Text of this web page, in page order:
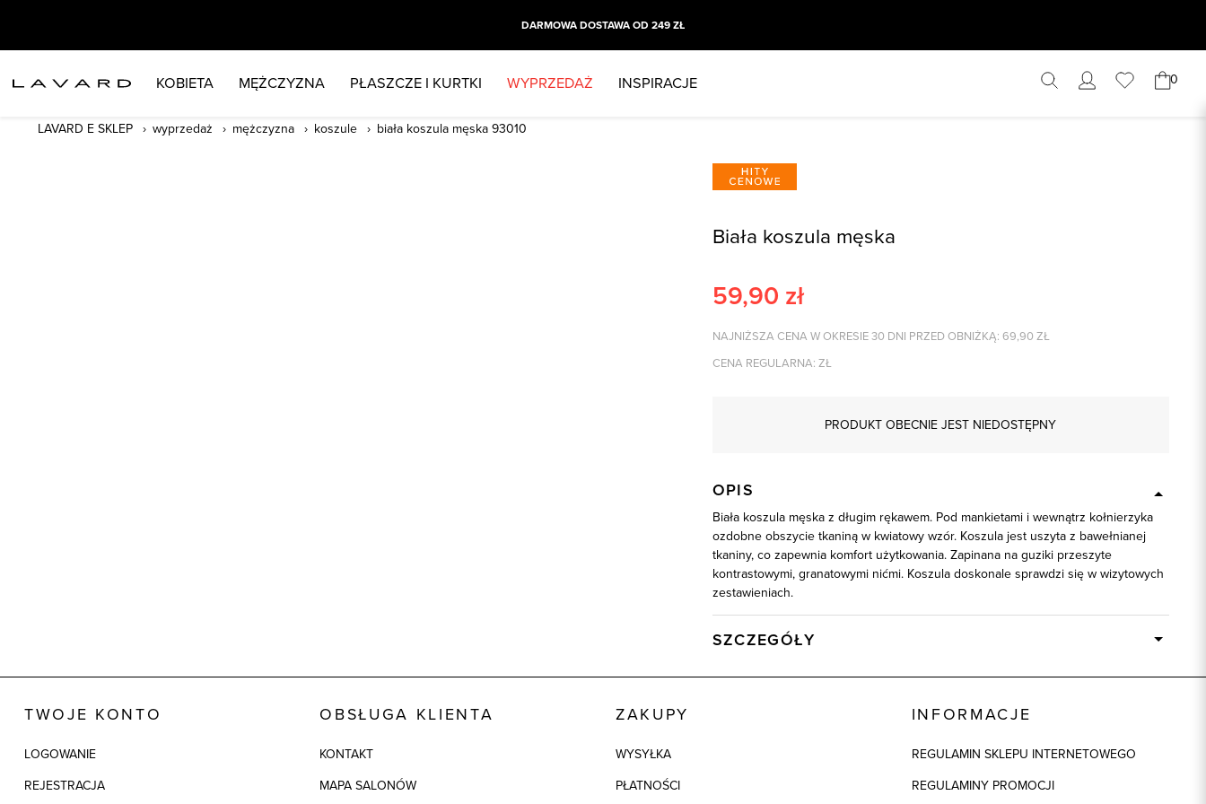
DARMOWA DOSTAWA OD 249 ZŁ
KOBIETA MĘŻCZYZNA PŁASZCZE I KURTKI WYPRZEDAŻ INSPIRACJE 0
LAVARD E SKLEP wyprzedaż mężczyzna koszule biała koszula męska 93010
Biała koszula męska
59,90 zł
NAJNIŻSZA CENA W OKRESIE 30 DNI PRZED OBNIŻKĄ: 69,90 ZŁ
CENA REGULARNA: ZŁ
PRODUKT OBECNIE JEST NIEDOSTĘPNY
OPIS
Biała koszula męska z długim rękawem. Pod mankietami i wewnątrz kołnierzyka
ozdobne obszycie tkaniną w kwiatowy wzór. Koszula jest uszyta z bawełnianej
tkaniny, co zapewnia komfort użytkowania. Zapinana na guziki przeszyte
kontrastowymi, granatowymi nićmi. Koszula doskonale sprawdzi się w wizytowych
zestawieniach.
SZCZEGÓŁY
TWOJE KONTO
LOGOWANIE
REJESTRACJA
OBSŁUGA KLIENTA
KONTAKT
MAPA SALONÓW
ZAKUPY
WYSYŁKA
PŁATNOŚCI
INFORMACJE
REGULAMIN SKLEPU INTERNETOWEGO
REGULAMINY PROMOCJI